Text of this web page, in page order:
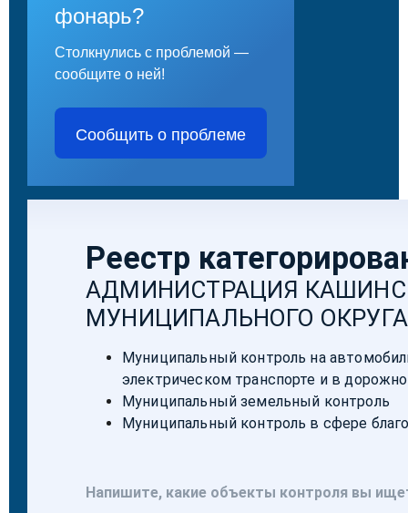
фонарь?
Столкнулись с проблемой —
сообщите о ней!
Сообщить о проблеме